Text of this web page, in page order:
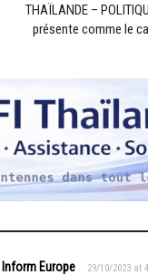
THAÏLANDE –
présente comme le
Europe 29/10/2023 at